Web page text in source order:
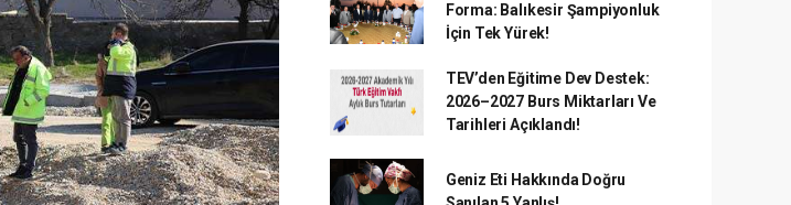
Forma: Balıkesir Şampiyonluk
İçin Tek Yürek!
TEV’den Eğitime Dev Destek:
2026–2027 Burs Miktarları Ve
Tarihleri Açıklandı!
Geniz Eti Hakkında Doğru